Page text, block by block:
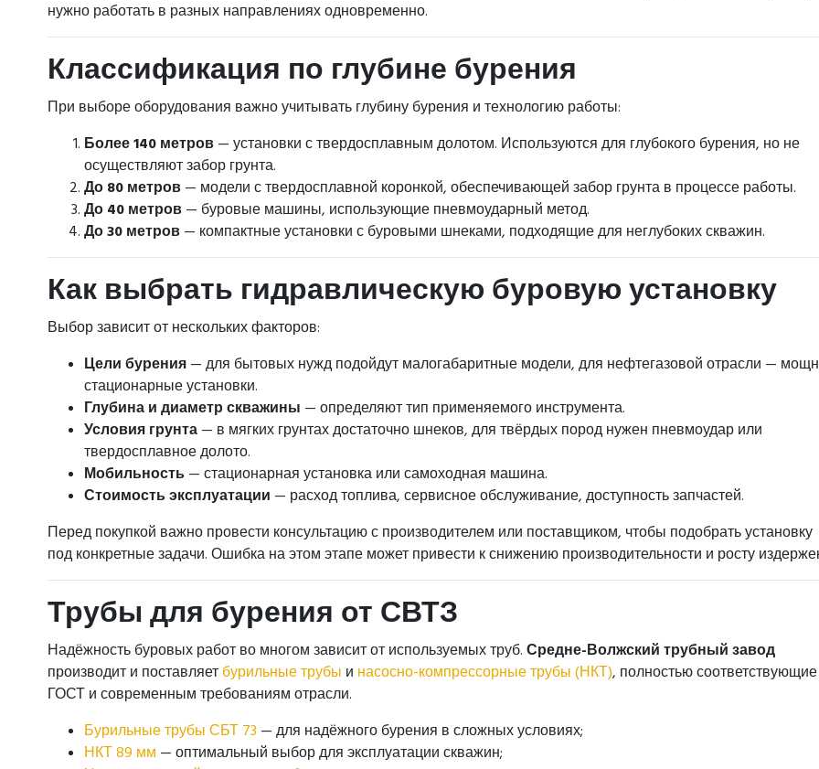
нужно работать в разных направлениях одновременно.
Классификация по глубине бурения
При выборе оборудования важно учитывать глубину бурения и технологию работы:
Более 140 метров — установки с твердосплавным долотом. Используются для глубокого бурения, но не
осуществляют забор грунта.
До 80 метров — модели с твердосплавной коронкой, обеспечивающей забор грунта в процессе работы.
До 40 метров — буровые машины, использующие пневмоударный метод.
До 30 метров — компактные установки с буровыми шнеками, подходящие для неглубоких скважин.
Как выбрать гидравлическую буровую установку
Выбор зависит от нескольких факторов:
Цели бурения — для бытовых нужд подойдут малогабаритные модели, для нефтегазовой отрасли —
стационарные установки.
Глубина и диаметр скважины — определяют тип применяемого инструмента.
Условия грунта — в мягких грунтах достаточно шнеков, для твёрдых пород нужен пневмоудар или
твердосплавное долото.
Мобильность — стационарная установка или самоходная машина.
Стоимость эксплуатации — расход топлива, сервисное обслуживание, доступность запчастей.
Перед покупкой важно провести консультацию с производителем или поставщиком, чтобы подобрать установку
под конкретные задачи. Ошибка на этом этапе может привести к снижению производительности и росту
Трубы для бурения от СВТЗ
Надёжность буровых работ во многом зависит от используемых труб. Средне-Волжский трубный завод
производит и поставляет бурильные трубы и насосно-компрессорные трубы (НКТ), полностью соответствующие
ГОСТ и современным требованиям отрасли.
Бурильные трубы СБТ 73 — для надёжного бурения в сложных условиях;
НКТ 89 мм — оптимальный выбор для эксплуатации скважин;